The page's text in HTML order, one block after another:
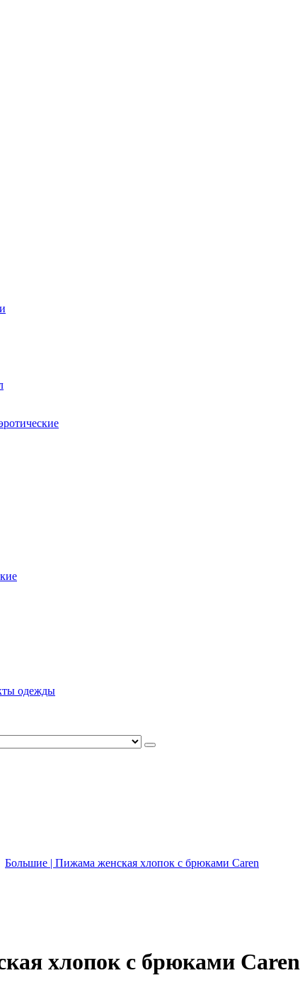
одежды
Большие | Пижама женская хлопок с брюками Caren
хлопок с брюками Caren